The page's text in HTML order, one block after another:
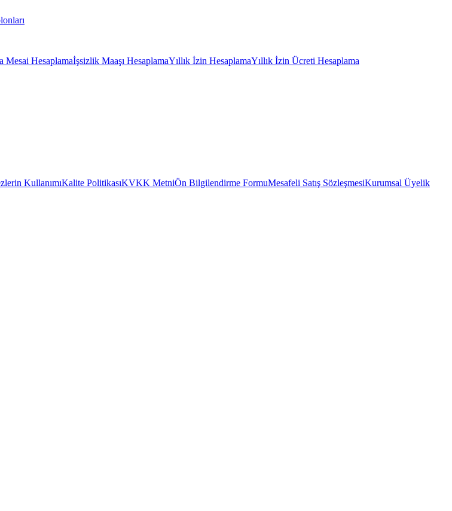
Mesai Hesaplamaİşsizlik Maaşı HesaplamaYıllık İzin HesaplamaYıllık İzin Ücreti Hesaplama
KullanımıKalite PolitikasıKVKK MetniÖn Bilgilendirme FormuMesafeli Satış SözleşmesiKurumsal Üyelik